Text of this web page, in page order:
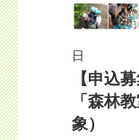
日
【申込
「森林
象）